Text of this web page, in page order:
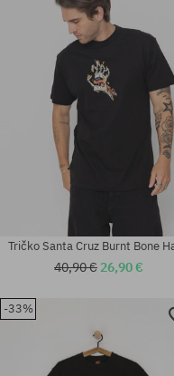
Dostupné veľkosti:
Tričko Santa Cruz Burnt Bone
40,90 € 26,90 €
-33%